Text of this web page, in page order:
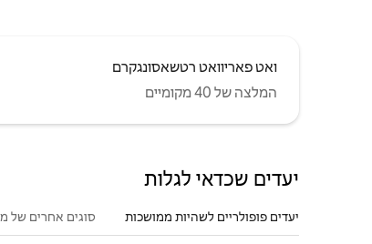
ואט פאריוואט רטשאסונגקרם
המלצה של 40 מקומיים
יעדים שכדאי לגלות
יעדים פופולריים לשהיות ממושכות סוגים אחרים של